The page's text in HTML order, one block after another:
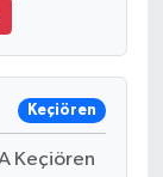
Keçiören
Keçiören